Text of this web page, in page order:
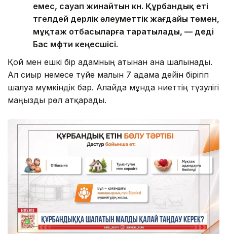
емес, сауап жинайтын күн. Құрбандық еті
түгелдей дерлік әлеуметтік жағдайы төмен,
мұқтаж отбасыларға таратылады, — деді
Бас мүфти кеңесшісі.
Қой мен ешкі бір адамның атынан ғана шалынады.
Ал сиыр немесе түйе малын 7 адамға дейін бірігіп
шалуға мүмкіндік бар. Алайда мұнда ниеттің түзулігі
маңызды рөл атқарады.